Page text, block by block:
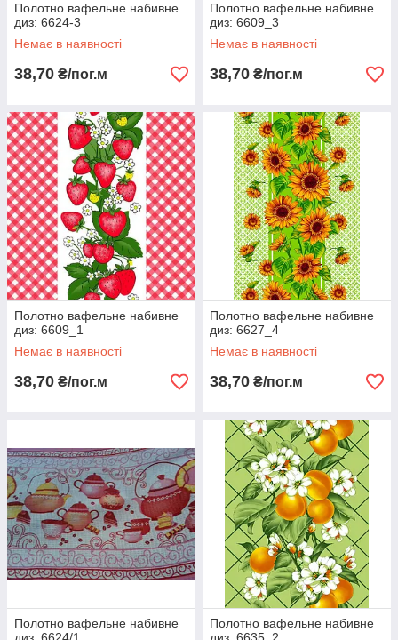
Полотно вафельне набивне
диз: 6624-3
Немає в наявності
38,70 ₴/пог.м
Полотно вафельне набивне
диз: 6609_3
Немає в наявності
38,70 ₴/пог.м
Полотно вафельне набивне
диз: 6609_1
Немає в наявності
38,70 ₴/пог.м
Полотно вафельне набивне
диз: 6627_4
Немає в наявності
38,70 ₴/пог.м
Полотно вафельне набивне
Полотно вафельне набивне